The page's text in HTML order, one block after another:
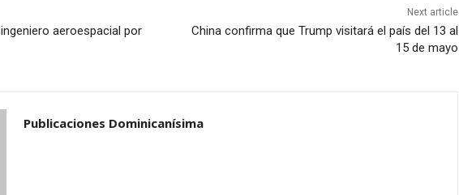
aeroespacial por
Next article
China confirma que Trump visitará el país del 13 al
15 de mayo
Publicaciones Dominicanísima